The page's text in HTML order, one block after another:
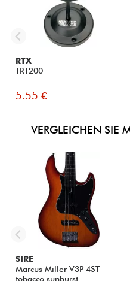
RTX
TRT200
5.55 €
VERGLEICHEN SIE
SIRE
Marcus Miller V3P 4ST -
tobacco sunburst